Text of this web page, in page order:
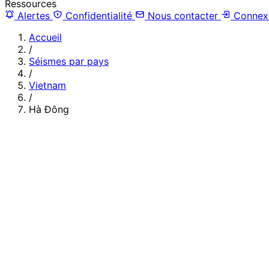
Ressources
Alertes
Confidentialité Nous contacter
Accueil
/
Séismes par pays
/
Vietnam
/
Hà Đông